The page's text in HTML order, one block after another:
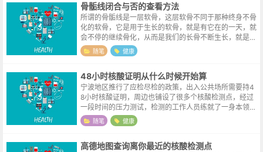
骨骺线闭合与否的查看方法
所谓的骨骺线是一层软骨，这层软骨不同于那种终身不骨
化的软骨，它是用于生长的软骨，就是有它在的一天，就
会不停的继续骨化，从而是我们的长骨不断生长，就是胳
膊，和腿的生长。如果该软骨到一定岁数不完全骨化即骨
骺线不闭合，那就是有病了，比如巨人...
随笔 健康
48小时核酸证明从什么时候开始算
宁波地区推行了应检尽检的政策，出入公共场所需要持4
8小时核酸证明，周边也铺设了很多个核酸检测点，经过
一段时间的压力测试，检测的工作人员练就了一身本领，
往往口罩还没有摘下来，人工作人员已经一套消毒动作做
完，把检测棒杵到你嘴边了。这周五刚...
随笔 健康
高德地图查询离你最近的核酸检测点